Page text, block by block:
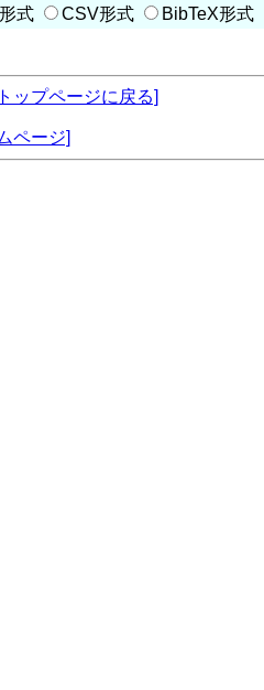
式 CSV形式 BibTeX形式
ップページに戻る]
ページ]